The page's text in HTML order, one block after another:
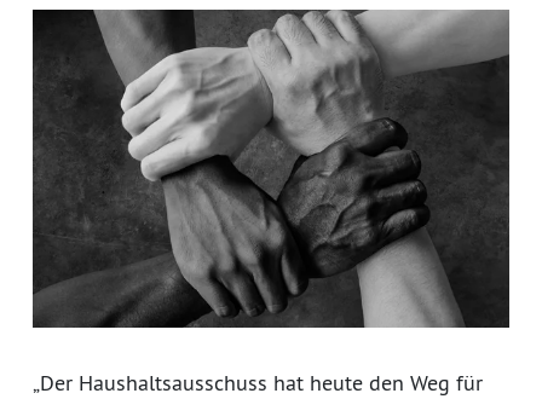
„Der Haushaltsausschuss hat heute den Weg für